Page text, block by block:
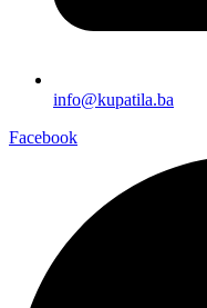
info@kupatila.ba
Facebook